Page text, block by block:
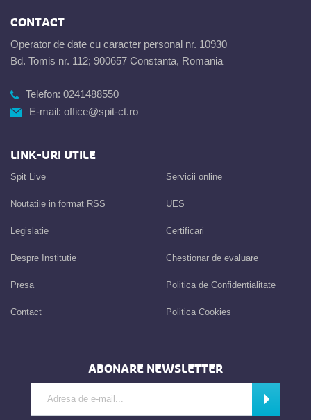
CONTACT
Operator de date cu caracter personal nr. 10930
Bd. Tomis nr. 112; 900657 Constanta, Romania
Telefon: 0241488550
E-mail: office@spit-ct.ro
LINK-URI UTILE
Spit Live
Noutatile in format RSS
Legislatie
Despre Institutie
Presa
Contact
Servicii online
UES
Certificari
Chestionar de evaluare
Politica de Confidentialitate
Politica Cookies
ABONARE NEWSLETTER